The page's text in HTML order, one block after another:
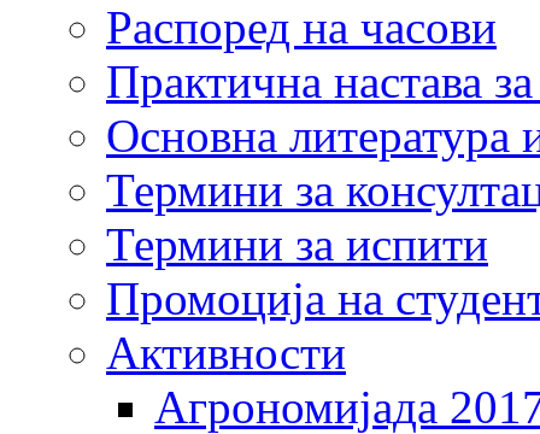
Распоред на часови
Практична настава
Основна литература
Термини за
Термини за испити
Промоција на
Активности
Агрономијада